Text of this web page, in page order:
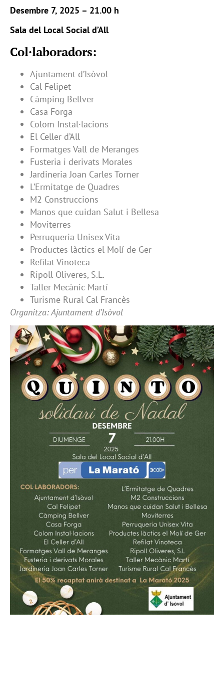
Desembre 7, 2025 – 21.00 h
Sala del Local Social d’All
Col·laboradors:
Ajuntament d’Isòvol
Cal Felipet
Càmping Bellver
Casa Forga
Colom Instal·lacions
El Celler d’All
Formatges Vall de Meranges
Fusteria i derivats Morales
Jardineria Joan Carles Torner
L’Ermitatge de Quadres
M2 Construccions
Manos que cuidan Salut i Bellesa
Moviterres
Perruqueria Unisex Vita
Productes làctics el Molí de Ger
Refilat Vinoteca
Ripoll Oliveres, S.L.
Taller Mecànic Martí
Turisme Rural Cal Francès
Organitza: Ajuntament d’Isòvol